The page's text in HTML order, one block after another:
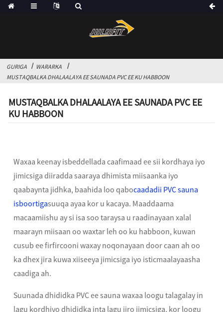
GURIGA
WARARKA
MUSTAQBALKA DHALAALAYA EE SAUNADA PVC EE KU HABBOON
MUSTAQBALKA DHALAALAYA EE SAUNADA PVC EE
KU HABBOON
Waxaa keenay isbeddellada caafimaad ee sii kordhaya iyo
jimicsiga diiradda saaraya dhimista miisaanka iyo
qaabaynta jidhka, baahida loo qabocaadadii PVC sauna
isboortigasuuqa ayaa kor u kacaya. Maaddaama
macaamiishu ay si isa soo taraysa u raadinayaan xalal
maarayn miisaan oo waxtar leh oo ku habboon, kuwan
cusub ee firfircooni waxay noqonayaan door caan ah oo
ka dhex jira kuwa xiiseeya jimicsiga iyo isticmaalayaasha
caadiga ah.
Suunada dhididka PVC ee sauna waxaa loogu talagalay in
lagu kordhiyo dhididka inta lagu jiro jimicsiga, kor loogu